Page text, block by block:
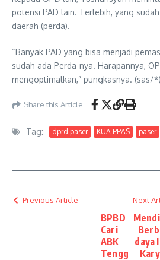
potensi PAD lain. Terlebih, yang
daerah (perda).
“Banyak PAD yang bisa menjadi
sudah ada Perda-nya. Harapannya,
mengoptimalkan,” pungkasnya. (sas/*)
Share this Article
Tag: dprd paser KUA PPAS paser
Previous Article
BPBD
Cari
ABK
Tengg
Next
daya